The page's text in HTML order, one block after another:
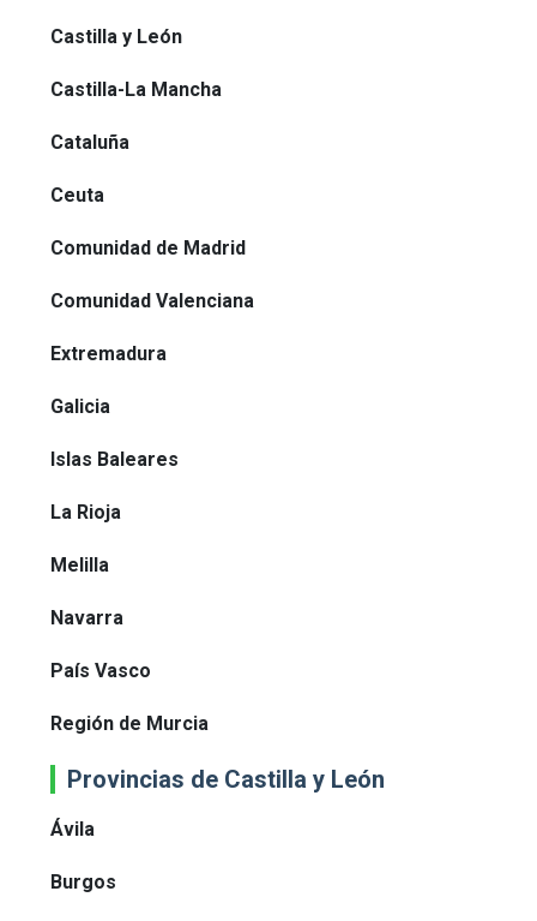
Castilla y León
Castilla-La Mancha
Cataluña
Ceuta
Comunidad de Madrid
Comunidad Valenciana
Extremadura
Galicia
Islas Baleares
La Rioja
Melilla
Navarra
País Vasco
Región de Murcia
Provincias de Castilla y León
Ávila
Burgos